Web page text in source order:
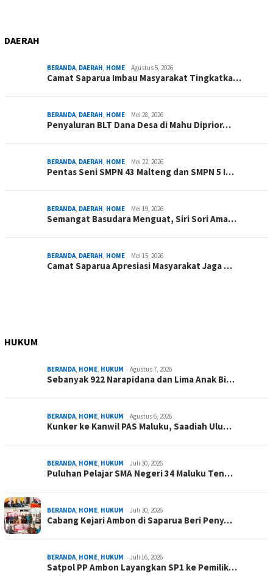
DAERAH
BERANDA, DAERAH, HOME Agustus 5, 2026
Camat Saparua Imbau Masyarakat Tingkatka…
BERANDA, DAERAH, HOME Mei 28, 2026
Penyaluran BLT Dana Desa di Mahu Diprior…
BERANDA, DAERAH, HOME Mei 22, 2026
Pentas Seni SMPN 43 Malteng dan SMPN 5 I…
BERANDA, DAERAH, HOME Mei 19, 2026
Semangat Basudara Menguat, Siri Sori Ama…
BERANDA, DAERAH, HOME Mei 15, 2026
Camat Saparua Apresiasi Masyarakat Jaga …
HUKUM
BERANDA, HOME, HUKUM Agustus 7, 2026
Sebanyak 922 Narapidana dan Lima Anak Bi…
BERANDA, HOME, HUKUM Agustus 6, 2026
Kunker ke Kanwil PAS Maluku, Saadiah Ulu…
BERANDA, HOME, HUKUM Juli 30, 2026
Puluhan Pelajar SMA Negeri 34 Maluku Ten…
BERANDA, HOME, HUKUM Juli 30, 2026
Cabang Kejari Ambon di Saparua Beri Peny…
BERANDA, HOME, HUKUM Juli 16, 2026
Satpol PP Ambon Layangkan SP1 ke Pemilik…